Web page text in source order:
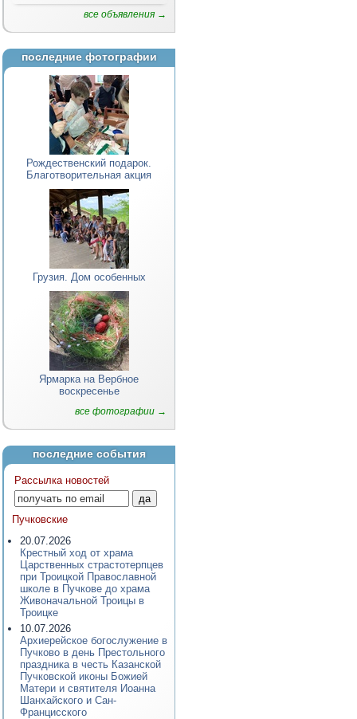
все объявления →
последние фотографии
Рождественский подарок.
Благотворительная акция
Грузия. Дом особенных
Ярмарка на Вербное
воскресенье
все фотографии →
последние события
Рассылка новостей
Пучковские
20.07.2026
Крестный ход от храма
Царственных страстотерпцев
при Троицкой Православной
школе в Пучкове до храма
Живоначальной Троицы в
Троицке
10.07.2026
Архиерейское богослужение в
Пучково в день Престольного
праздника в честь Казанской
Пучковской иконы Божией
Матери и святителя Иоанна
Шанхайского и Сан-
Францисского